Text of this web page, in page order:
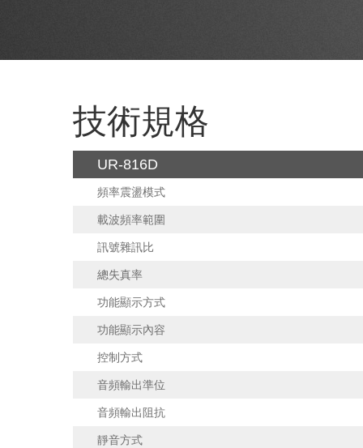
技術規格
UR-816D
頻率震盪模式
載波頻率範圍
訊號雜訊比
總失真率
功能顯示方式
功能顯示內容
控制方式
音頻輸出準位
音頻輸出阻抗
靜音方式